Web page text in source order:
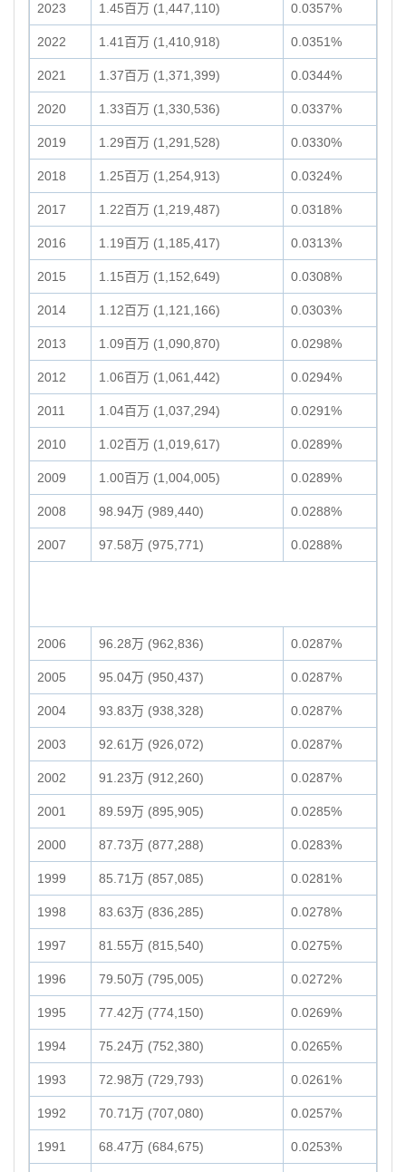
2023 1.45百万 (1,447,110) 0.0357%
2022 1.41百万 (1,410,918) 0.0351%
2021 1.37百万 (1,371,399) 0.0344%
2020 1.33百万 (1,330,536) 0.0337%
2019 1.29百万 (1,291,528) 0.0330%
2018 1.25百万 (1,254,913) 0.0324%
2017 1.22百万 (1,219,487) 0.0318%
2016 1.19百万 (1,185,417) 0.0313%
2015 1.15百万 (1,152,649) 0.0308%
2014 1.12百万 (1,121,166) 0.0303%
2013 1.09百万 (1,090,870) 0.0298%
2012 1.06百万 (1,061,442) 0.0294%
2011 1.04百万 (1,037,294) 0.0291%
2010 1.02百万 (1,019,617) 0.0289%
2009 1.00百万 (1,004,005) 0.0289%
2008 98.94万 (989,440) 0.0288%
2007 97.58万 (975,771) 0.0288%
2006 96.28万 (962,836) 0.0287%
2005 95.04万 (950,437) 0.0287%
2004 93.83万 (938,328) 0.0287%
2003 92.61万 (926,072) 0.0287%
2002 91.23万 (912,260) 0.0287%
2001 89.59万 (895,905) 0.0285%
2000 87.73万 (877,288) 0.0283%
1999 85.71万 (857,085) 0.0281%
1998 83.63万 (836,285) 0.0278%
1997 81.55万 (815,540) 0.0275%
1996 79.50万 (795,005) 0.0272%
1995 77.42万 (774,150) 0.0269%
1994 75.24万 (752,380) 0.0265%
1993 72.98万 (729,793) 0.0261%
1992 70.71万 (707,080) 0.0257%
1991 68.47万 (684,675) 0.0253%